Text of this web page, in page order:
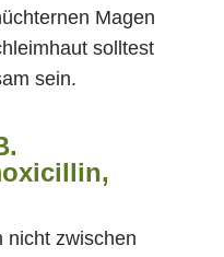
Magen
solltest
sein.
nicht zwischen